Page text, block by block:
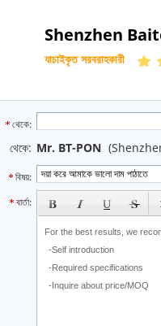
Shenzhen
যাচাইকৃত সরবরাহকারী
থেকে:
থেকে: Mr. BT-PON
বিষয়:
subject
বার্তা: